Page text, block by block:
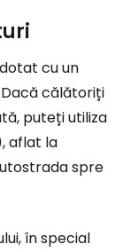
cu un
călătoriți
puteți utiliza
aflat la
spre
în special